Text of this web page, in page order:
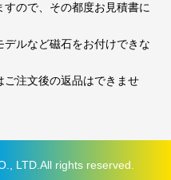
ので、その都度お見積書に
ルなど磁石をお付けできな
注文後の返品はできませ
LTD.All rights reserved.